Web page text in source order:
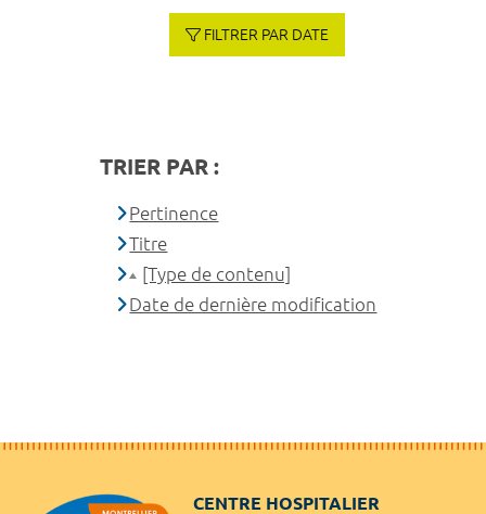
FILTRER PAR DATE
TRIER PAR :
Pertinence
Titre
[Type de contenu]
Date de dernière modification
CENTRE HOSPITALIER